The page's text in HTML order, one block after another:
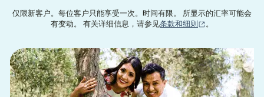
仅限新客户。每位客户只能享受一次。时间有限。 所显示的汇率可能会
有变动。 有关详细信息，请参见条款和细则 。